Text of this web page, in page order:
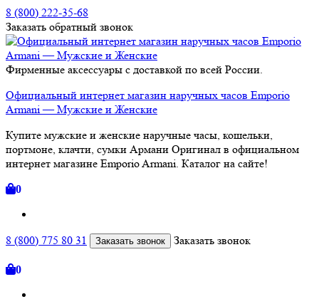
8 (800) 222-35-68
Заказать обратный звонок
Фирменные аксессуары с доставкой по всей России.
Официальный интернет магазин наручных часов Emporio
Armani — Мужские и Женские
Купите мужские и женские наручные часы, кошельки,
портмоне, клачти, сумки Армани Оригинал в официальном
интернет магазине Emporio Armani. Каталог на сайте!
0
8 (800) 775 80 31 Заказать звонок Заказать звонок
0